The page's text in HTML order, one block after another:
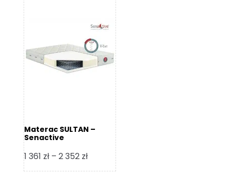
Materac SULTAN –
Senactive
1 361 zł – 2 352 złZakres
cen: